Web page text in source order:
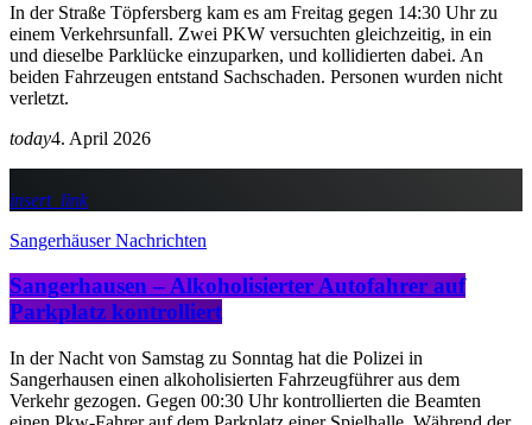
In der Straße Töpfersberg kam es am Freitag gegen 14:30 Uhr zu
einem Verkehrsunfall. Zwei PKW versuchten gleichzeitig, in ein
und dieselbe Parklücke einzuparken, und kollidierten dabei. An
beiden Fahrzeugen entstand Sachschaden. Personen wurden nicht
verletzt.
today4. April 2026
insert_link
Sangerhäuser Nachrichten
Sangerhausen – Alkoholisierter Autofahrer auf
Parkplatz kontrolliert
In der Nacht von Samstag zu Sonntag hat die Polizei in
Sangerhausen einen alkoholisierten Fahrzeugführer aus dem
Verkehr gezogen. Gegen 00:30 Uhr kontrollierten die Beamten